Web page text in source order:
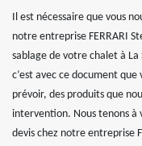
Il est nécessaire que vous
notre entreprise FERRARI
sablage de votre chalet à
c’est avec ce document
prévoir, des produits que
intervention. Nous tenons à
devis chez notre entreprise